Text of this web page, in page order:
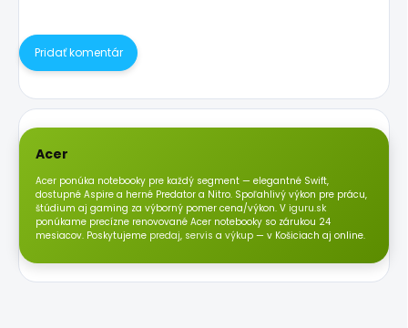
Pridať komentár
Acer
Acer ponúka notebooky pre každý segment — elegantné Swift,
dostupné Aspire a herné Predator a Nitro. Spoľahlivý výkon pre prácu,
štúdium aj gaming za výborný pomer cena/výkon. V iguru.sk
ponúkame precízne renovované Acer notebooky so zárukou 24
mesiacov. Poskytujeme predaj, servis a výkup— v Košiciach aj online.